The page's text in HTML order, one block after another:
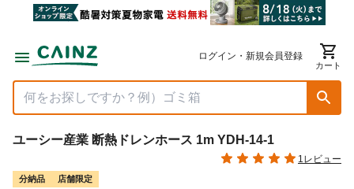
ログイン・新規会員登録
カート
ユーシー産業 断熱ドレンホース 1m YDH-14-1
1レビュー
分納品 店舗限定